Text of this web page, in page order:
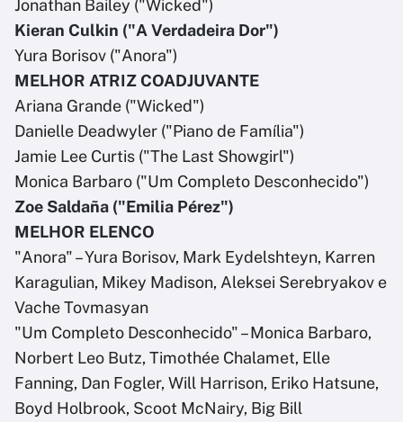
Jonathan Bailey ("Wicked")
Kieran Culkin ("A Verdadeira Dor")
Yura Borisov ("Anora")
MELHOR ATRIZ COADJUVANTE
Ariana Grande ("Wicked")
Danielle Deadwyler ("Piano de Família")
Jamie Lee Curtis ("The Last Showgirl")
Monica Barbaro ("Um Completo Desconhecido")
Zoe Saldaña ("Emilia Pérez")
MELHOR ELENCO
"Anora" – Yura Borisov, Mark Eydelshteyn, Karren
Karagulian, Mikey Madison, Aleksei Serebryakov e
Vache Tovmasyan
"Um Completo Desconhecido" – Monica Barbaro,
Norbert Leo Butz, Timothée Chalamet, Elle
Fanning, Dan Fogler, Will Harrison, Eriko Hatsune,
Boyd Holbrook, Scoot McNairy, Big Bill